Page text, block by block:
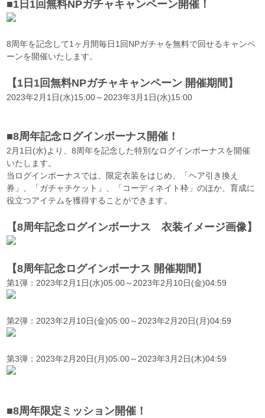
■1日1回無料NPガチャキャンペーン開催！
8周年を記念して1ヶ月間毎日1回NPガチャを無料で回せるキャンペ
ーンを開催いたします。
【1日1回無料NPガチャキャンペーン 開催期間】
2023年2月1日(水)15:00～2023年3月1日(水)15:00
■8周年記念ログインボーナス開催！
2月1日(水)より、8周年を記念した特別なログインボーナスを開催
いたします。
当ログインボーナスでは、限定衣装をはじめ、「ヘア引き換え
券」、「ガチャチケット」、「コーディネイト枠」のほか、育成に
役立つアイテムを獲得することができます。
【8周年記念ログインボーナス 衣装イメージ画像】
【8周年記念ログインボーナス 開催期間】
第1弾：2023年2月1日(水)05:00～2023年2月10日(金)04:59
第2弾：2023年2月10日(金)05:00～2023年2月20日(月)04:59
第3弾：2023年2月20日(月)05:00～2023年3月2日(木)04:59
■8周年限定ミッション開催！